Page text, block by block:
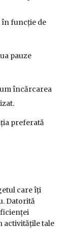
în funcție de
pauze
încărcarea
preferată
care îți
Datorită
activitățile tale